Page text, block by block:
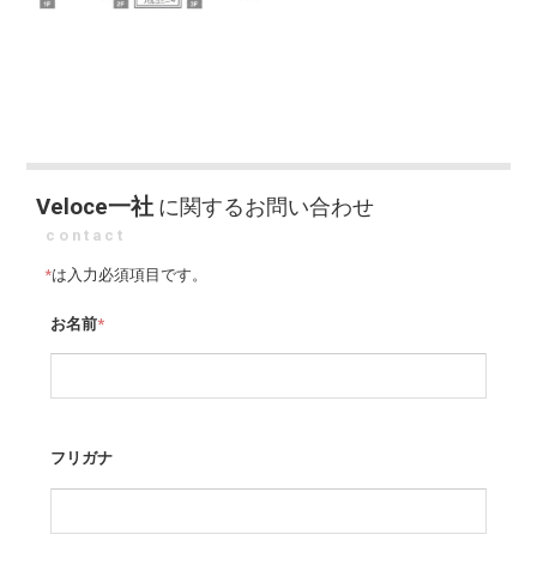
Veloce一社 に関するお問い合わせ
contact
*は入力必須項目です。
お名前*
フリガナ